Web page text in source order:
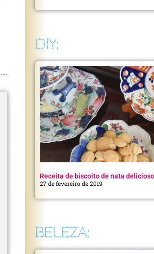
DIY:
Receita de biscoito de nata
27 de fevereiro de 2019
BELEZA: